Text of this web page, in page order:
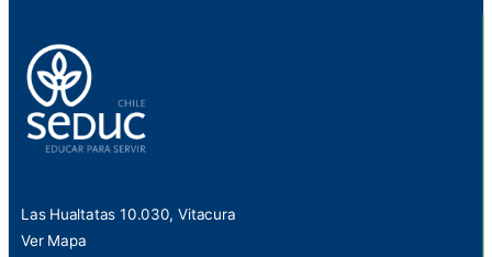
Las Hualtatas 10.030, Vitacura
Ver Mapa